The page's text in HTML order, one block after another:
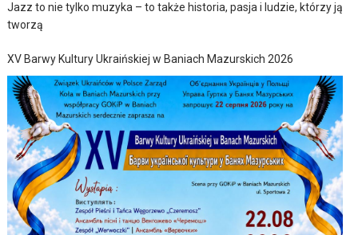
Jazz to nie tylko muzyka – to także historia, pasja i ludzie, którzy ją
tworzą
XV Barwy Kultury Ukraińskiej w Baniach Mazurskich 2026